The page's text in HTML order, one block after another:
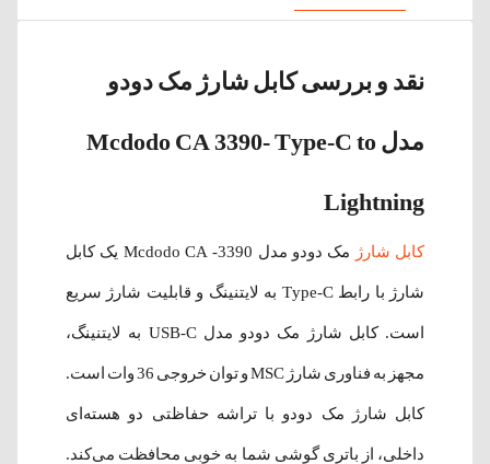
نقد و بررسی کابل شارژ مک دودو
مدل Mcdodo CA 3390- Type-C to
Lightning
کابل شارژ مک دودو مدل Mcdodo CA -3390 یک کابل
شارژ با رابط Type-C به لایتنینگ و قابلیت شارژ سریع
است. کابل شارژ مک دودو مدل USB-C به لایتنینگ،
مجهز به فناوری شارژ MSC و توان خروجی 36 وات است.
کابل شارژ مک دودو با تراشه حفاظتی دو هسته‌ای
داخلی، از باتری گوشی شما به خوبی محافظت می‌کند.